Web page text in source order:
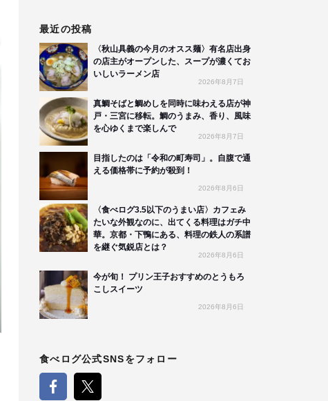
最近の投稿
〈秋山具義の今月のオスス麺〉有名店出身
の店主がオープンした、スープが濃くてお
いしいラーメン店
2026年8月7日
真鯛そばと鯛めしを同時に味わえる店が神
戸・三宮に移転。鯛のうまみ、香り、風味
を心ゆくまで楽しんで
2026年8月7日
目指したのは「令和の町寿司」。自腹で通
える価格帯に予約が殺到！
2026年8月6日
〈食べログ3.5以下のうまい店〉カフェみ
たいな外観なのに、出てくる料理はガチ中
華。京都・下鴨にある、料理の鉄人の系譜
を継ぐ気鋭店とは？
2026年8月6日
今が旬！ プリン王子おすすめのとうもろ
こしスイーツ
2026年8月6日
食べログ公式SNSをフォロー